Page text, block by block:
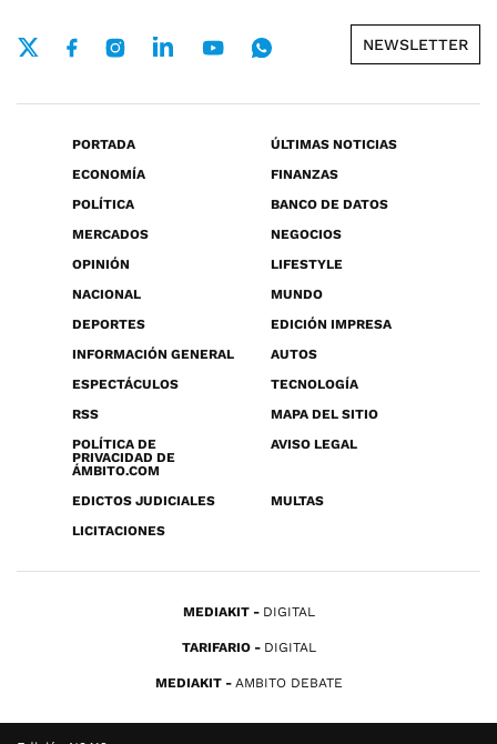
NEWSLETTER
PORTADA
ÚLTIMAS NOTICIAS
ECONOMÍA
FINANZAS
POLÍTICA
BANCO DE DATOS
MERCADOS
NEGOCIOS
OPINIÓN
LIFESTYLE
NACIONAL
MUNDO
DEPORTES
EDICIÓN IMPRESA
INFORMACIÓN GENERAL
AUTOS
ESPECTÁCULOS
TECNOLOGÍA
RSS
MAPA DEL SITIO
POLÍTICA DE
PRIVACIDAD DE
ÁMBITO.COM
AVISO LEGAL
EDICTOS JUDICIALES
MULTAS
LICITACIONES
MEDIAKIT DIGITAL
TARIFARIO DIGITAL
MEDIAKIT AMBITO DEBATE